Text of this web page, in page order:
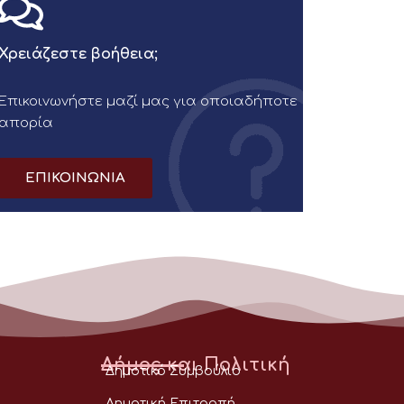
Χρειάζεστε βοήθεια;
Επικοινωνήστε μαζί μας για οποιαδήποτε
απορία
ΕΠΙΚΟΙΝΩΝΙΑ
Δήμος και Πολιτική
Δημοτικό Συμβούλιο